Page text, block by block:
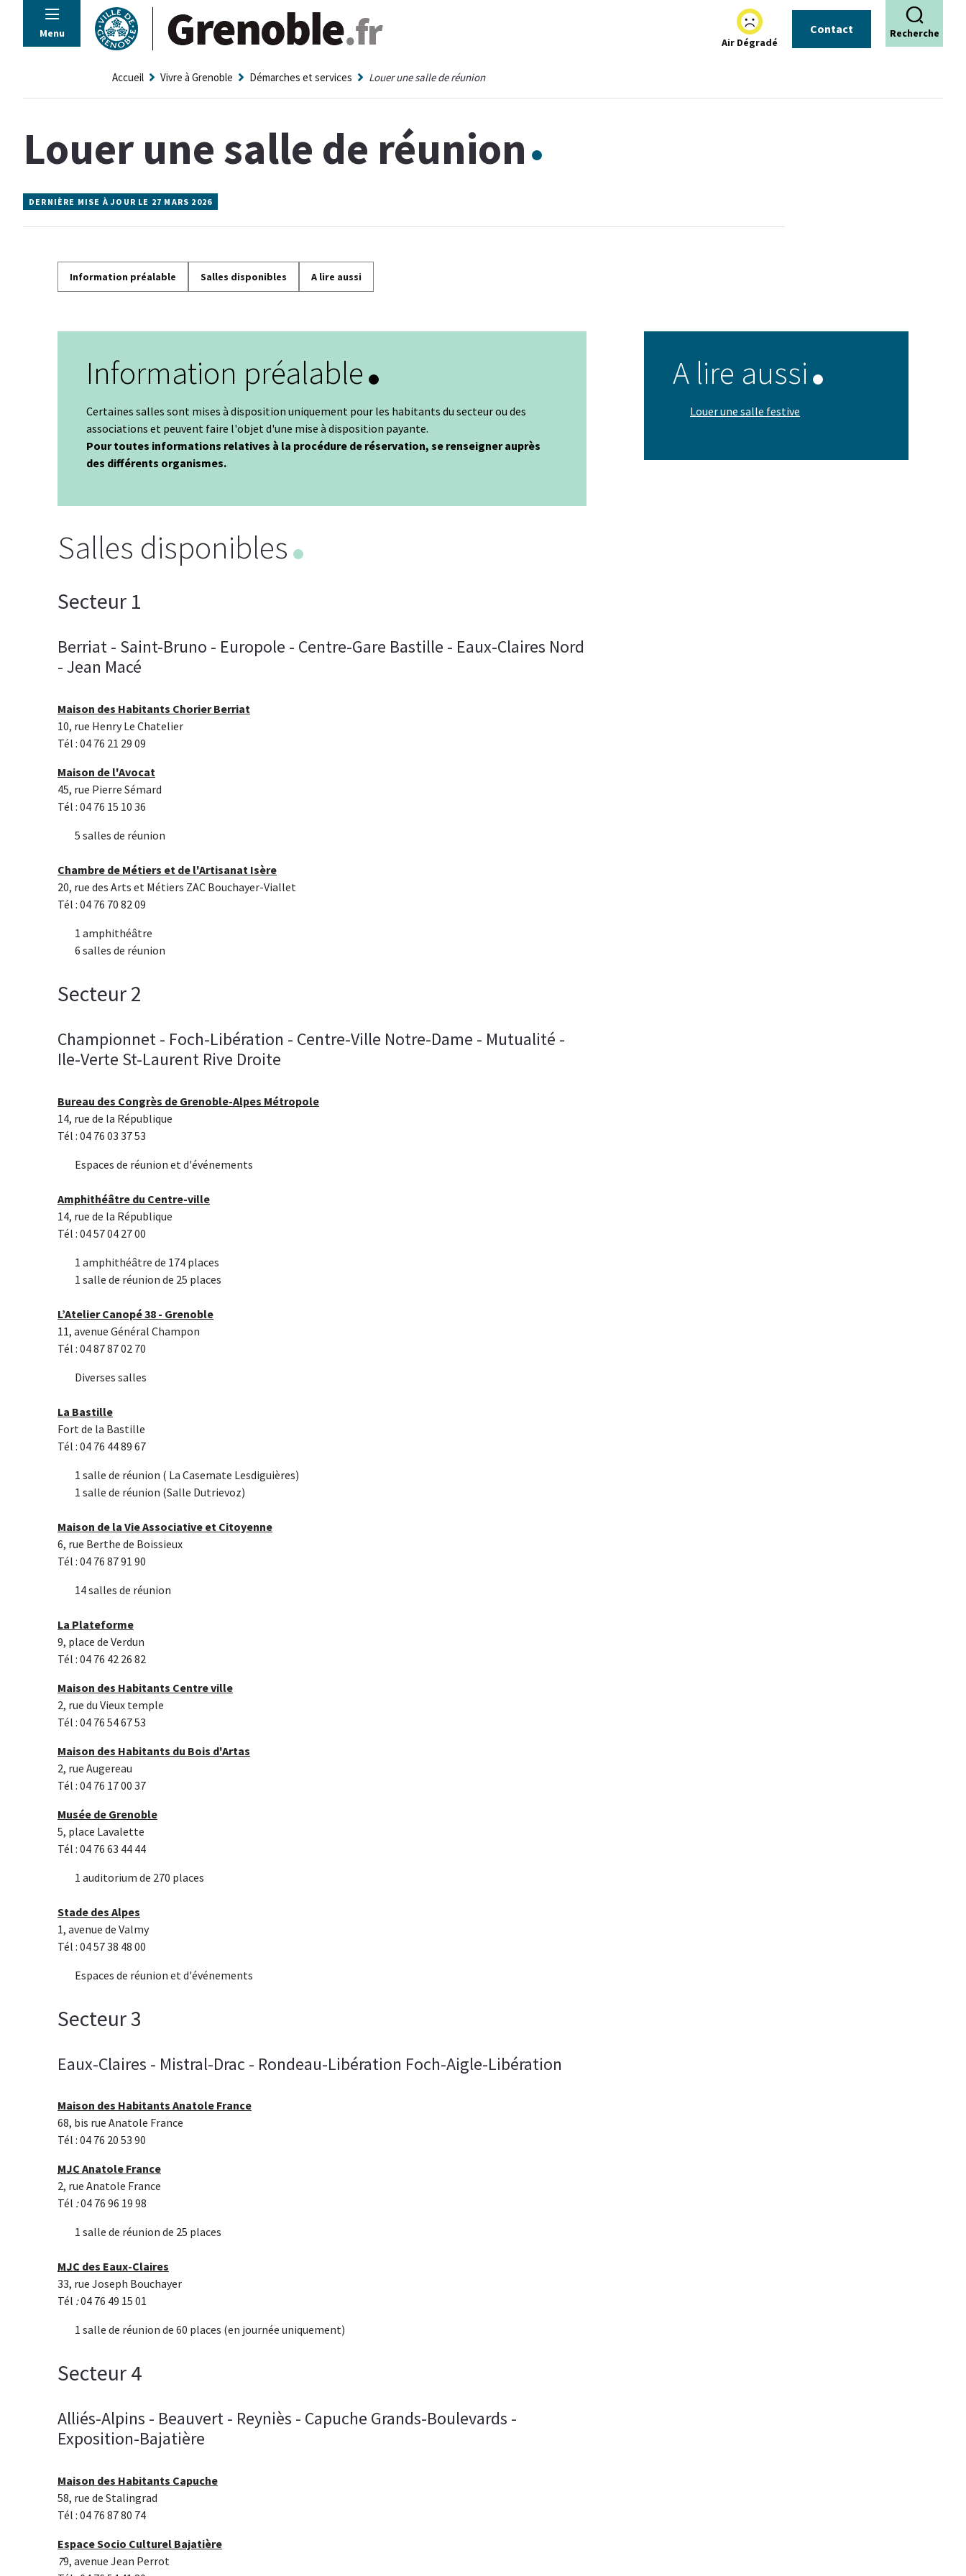
Panneau de gestion des cookies
Menu
Air Dégradé
Contact Recherche
Accueil Vivre à Grenoble Démarches et services Louer une salle de réunion
Louer une salle de réunion
DERNIÈRE MISE À JOUR LE 27 MARS 2026
Information préalable Salles disponibles A lire aussi
Information préalable
Certaines salles sont mises à disposition uniquement pour les habitants du secteur ou des
associations et peuvent faire l'objet d'une mise à disposition payante.
Pour toutes informations relatives à la procédure de réservation, se renseigner auprès
des différents organismes.
Salles disponibles
Secteur 1
Berriat - Saint-Bruno - Europole - Centre-Gare Bastille - Eaux-Claires Nord
- Jean Macé
Maison des Habitants Chorier Berriat
10, rue Henry Le Chatelier
Tél : 04 76 21 29 09
Maison de l'Avocat
45, rue Pierre Sémard
Tél : 04 76 15 10 36
5 salles de réunion
Chambre de Métiers et de l'Artisanat Isère
20, rue des Arts et Métiers ZAC Bouchayer-Viallet
Tél : 04 76 70 82 09
1 amphithéâtre
6 salles de réunion
Secteur 2
Championnet - Foch-Libération - Centre-Ville Notre-Dame - Mutualité -
Ile-Verte St-Laurent Rive Droite
Bureau des Congrès de Grenoble-Alpes Métropole
14, rue de la République
Tél : 04 76 03 37 53
Espaces de réunion et d'événements
Amphithéâtre du Centre-ville
14, rue de la République
Tél : 04 57 04 27 00
1 amphithéâtre de 174 places
1 salle de réunion de 25 places
L’Atelier Canopé 38 - Grenoble
11, avenue Général Champon
Tél : 04 87 87 02 70
Diverses salles
La Bastille
Fort de la Bastille
Tél : 04 76 44 89 67
1 salle de réunion ( La Casemate Lesdiguières)
1 salle de réunion (Salle Dutrievoz)
Maison de la Vie Associative et Citoyenne
6, rue Berthe de Boissieux
Tél : 04 76 87 91 90
14 salles de réunion
La Plateforme
9, place de Verdun
Tél : 04 76 42 26 82
Maison des Habitants Centre ville
2, rue du Vieux temple
Tél : 04 76 54 67 53
Maison des Habitants du Bois d'Artas
2, rue Augereau
Tél : 04 76 17 00 37
Musée de Grenoble
5, place Lavalette
Tél : 04 76 63 44 44
1 auditorium de 270 places
Stade des Alpes
1, avenue de Valmy
Tél : 04 57 38 48 00
Espaces de réunion et d'événements
Secteur 3
Eaux-Claires - Mistral-Drac - Rondeau-Libération Foch-Aigle-Libération
Maison des Habitants Anatole France
68, bis rue Anatole France
Tél : 04 76 20 53 90
MJC Anatole France
2, rue Anatole France
Tél :04 76 96 19 98
1 salle de réunion de 25 places
MJC des Eaux-Claires
33, rue Joseph Bouchayer
Tél :04 76 49 15 01
1 salle de réunion de 60 places (en journée uniquement)
Secteur 4
Alliés-Alpins - Beauvert - Reyniès - Capuche Grands-Boulevards -
Exposition-Bajatière
Maison des Habitants Capuche
58, rue de Stalingrad
Tél : 04 76 87 80 74
Espace Socio Culturel Bajatière
79, avenue Jean Perrot
A lire aussi
Louer une salle festive